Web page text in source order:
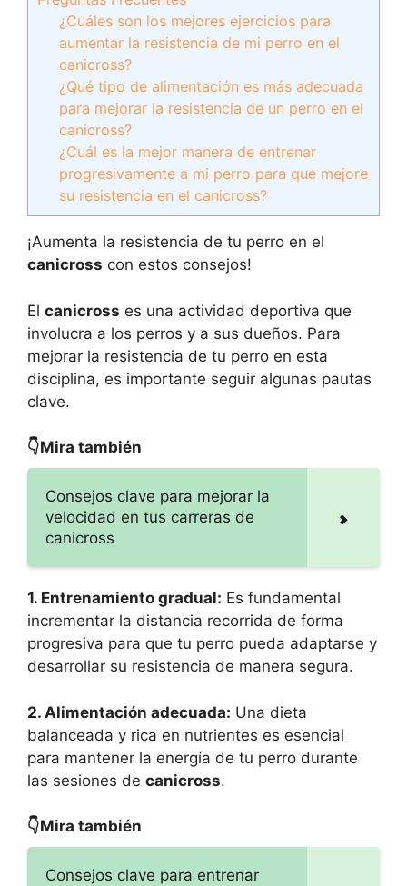
¿Cuáles son los mejores ejercicios para
aumentar la resistencia de mi perro en el
canicross?
¿Qué tipo de alimentación es más adecuada
para mejorar la resistencia de un perro en el
canicross?
¿Cuál es la mejor manera de entrenar
progresivamente a mi perro para que mejore
su resistencia en el canicross?
¡Aumenta la resistencia de tu perro en el
canicross con estos consejos!
El canicross es una actividad deportiva que
involucra a los perros y a sus dueños. Para
mejorar la resistencia de tu perro en esta
disciplina, es importante seguir algunas pautas
clave.
👇Mira también
Consejos clave para mejorar la
velocidad en tus carreras de
canicross
1. Entrenamiento gradual: Es fundamental
incrementar la distancia recorrida de forma
progresiva para que tu perro pueda adaptarse y
desarrollar su resistencia de manera segura.
2. Alimentación adecuada: Una dieta
balanceada y rica en nutrientes es esencial
para mantener la energía de tu perro durante
las sesiones de canicross.
👇Mira también
Consejos clave para entrenar